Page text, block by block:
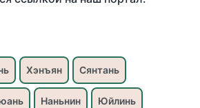
Хэнъян Сянтань
Наньнин Юйлинь